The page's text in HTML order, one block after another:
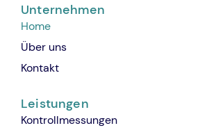
Unternehmen
Home
Über uns
Kontakt
Leistungen
Kontrollmessungen